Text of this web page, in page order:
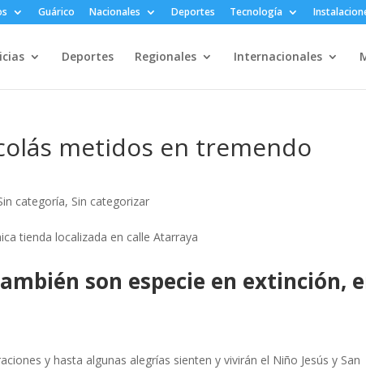
Guárico Nacionales Deportes Tecnología
Deportes Regionales Internacionales
metidos en tremendo
categoría, Sin categorizar
son especie en extinción,
y hasta algunas alegrías sienten y vivirán el Niño Jesús y San